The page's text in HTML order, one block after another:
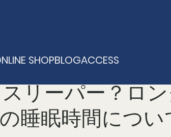
SHOPBLOGACCESS
リーパー？ロ
睡眠時間につい